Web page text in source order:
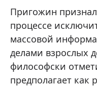
Пригожин
процессе
массовой
делами взрослых
философски
предполагает как